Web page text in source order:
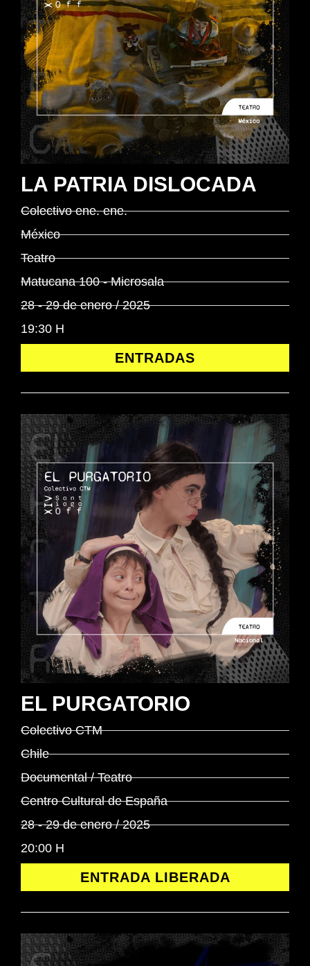
LA PATRIA DISLOCADA
Colectivo ene. ene.
México
Teatro
Matucana 100 - Microsala
28 - 29 de enero / 2025
19:30 H
ENTRADAS
EL PURGATORIO
Colectivo CTM
Chile
Documental / Teatro
Centro Cultural de España
28 - 29 de enero / 2025
20:00 H
ENTRADA LIBERADA